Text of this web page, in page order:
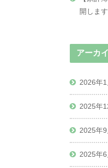
開します
アーカ
2026年1
2025年
2025年9
2025年6